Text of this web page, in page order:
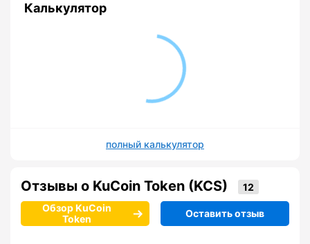
Калькулятор
полный калькулятор
Отзывы о KuCoin Token (KCS)
Обзор KuCoin
Token
Оставить отзыв